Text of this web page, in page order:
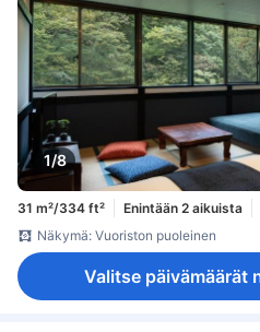
1/8
31 m²/334 ft² Enintään 2 aikuista
Näkymä: Vuoriston puoleinen
Valitse päivämäärät